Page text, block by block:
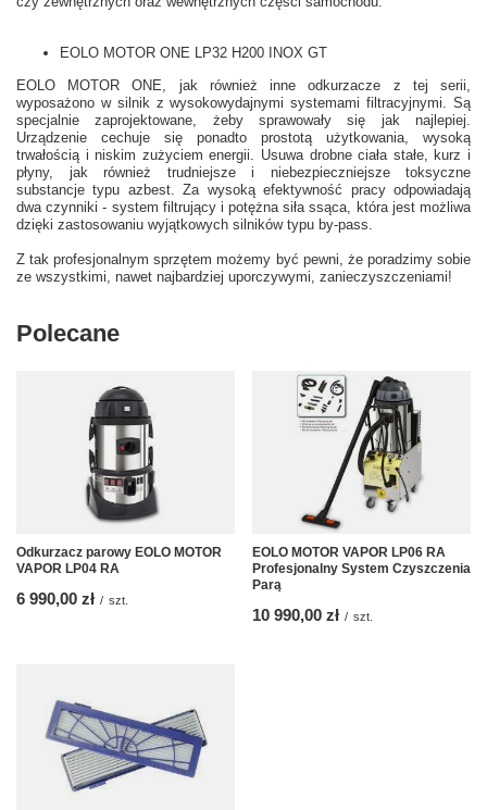
EOLO MOTOR ONE LP32 H200 INOX GT
EOLO MOTOR ONE, jak również inne odkurzacze z tej serii,
wyposażono w silnik z wysokowydajnymi systemami filtracyjnymi. Są
specjalnie zaprojektowane, żeby sprawowały się jak najlepiej.
Urządzenie cechuje się ponadto prostotą użytkowania, wysoką
trwałością i niskim zużyciem energii. Usuwa drobne ciała stałe, kurz i
płyny, jak również trudniejsze i niebezpieczniejsze toksyczne
substancje typu azbest. Za wysoką efektywność pracy odpowiadają
dwa czynniki - system filtrujący i potężna siła ssąca, która jest możliwa
dzięki zastosowaniu wyjątkowych silników typu by-pass.
Z tak profesjonalnym sprzętem możemy być pewni, że poradzimy sobie
ze wszystkimi, nawet najbardziej uporczywymi, zanieczyszczeniami!
Polecane
Odkurzacz parowy EOLO MOTOR
VAPOR LP04 RA
6 990,00 zł / szt.
EOLO MOTOR VAPOR LP06 RA
Profesjonalny System Czyszczenia
Parą
10 990,00 zł / szt.